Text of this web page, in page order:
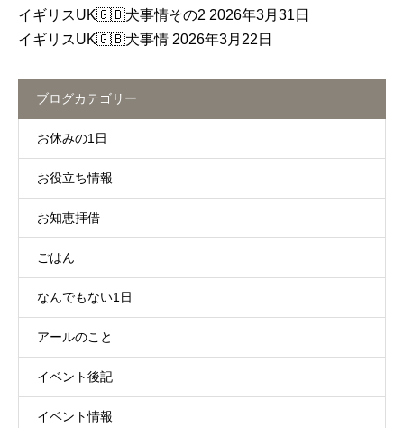
イギリスUK🇬🇧犬事情その2 2026年3月31日
イギリスUK🇬🇧犬事情 2026年3月22日
ブログカテゴリー
お休みの1日
お役立ち情報
お知恵拝借
ごはん
なんでもない1日
アールのこと
イベント後記
イベント情報